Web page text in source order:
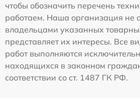
чтобы обозначить перечень
работаем. Наша организация не
владельцами указанных
представляет их интересы. Все
работ выполняются
находящихся в законном
соответствии со ст. 1487 ГК РФ.